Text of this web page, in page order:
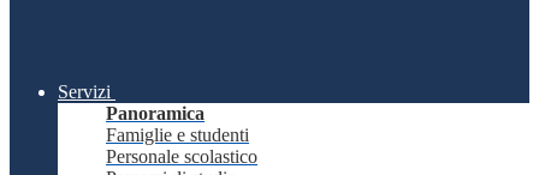
Servizi
Panoramica
Famiglie e studenti
Personale scolastico